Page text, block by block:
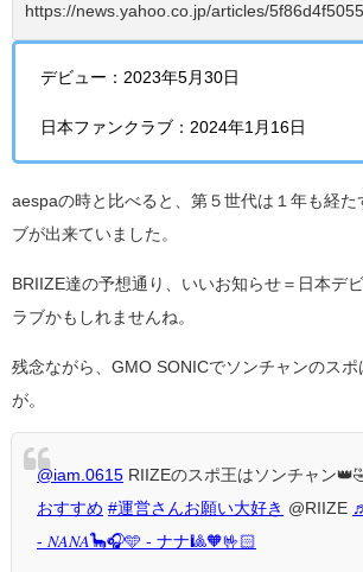
https://news.yahoo.co.jp/articles/
デビュー：2023年5月30日
日本ファンクラブ：2024年1月16日
aespaの時と比べると、第５世代は１年も経た
ブが出来ていました。
BRIIZE達の予想通り、いいお知らせ＝日本デ
ラブかもしれませんね。
残念ながら、GMO SONICでソンチャンのスポ
が。
@iam.0615 RIIZEのスポ王はソンチャン
おすすめ #運営さんお願い大好き @RIIZE
- 𝑁𝐴𝑁𝐴🦕🎧🩵 - ナナ🎱🧡🤟🏻